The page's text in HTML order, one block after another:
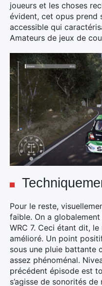
joueurs et les choses
évident, cet opus prend
accessible qui
Amateurs de jeux de
Pour le reste,
faible. On a
WRC 7. Ceci étant dit,
amélioré. Un point
sous une pluie battante
assez phénoménal.
précédent épisode est
s’agisse de sonorités